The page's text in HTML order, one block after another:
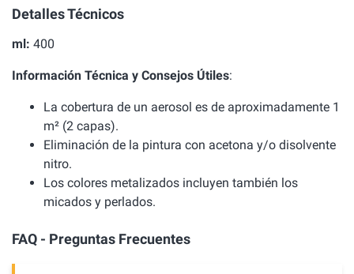
Detalles Técnicos
ml: 400
Información Técnica y Consejos Útiles:
La cobertura de un aerosol es de aproximadamente 1
m² (2 capas).
Eliminación de la pintura con acetona y/o disolvente
nitro.
Los colores metalizados incluyen también los
micados y perlados.
FAQ - Preguntas Frecuentes